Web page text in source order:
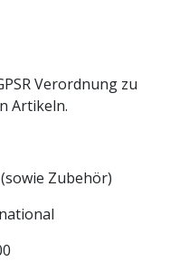
Verordnung zu
Artikeln.
(sowie Zubehör)